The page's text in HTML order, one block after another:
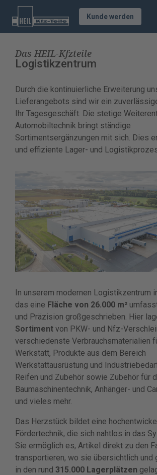
Kunde werden
Das HEIL-Kfzteile
Logistikzentrum
Durch die kontinuierliche Erweiterung
Lieferangebots sind wir ein
Ihr Tagesgeschäft. Die stetige
Automobiltechnik bringt ständige
Sortimentsergänzungen mit sich. Dies
und effiziente Lager- und
In unserem modernen Logistikzentrum
das eine Fläche von 26.000 m²
und Präzision großgeschrieben. Hier
Sortiment von PKW- und Nfz-
verschiedenste Verbrauchsmaterialien
Werkstatt, Produkte aus dem Bereich
Werkstattausrüstung und
Reifen und Zubehör sowie Zubehör für
Baumaschinentechnik, Anhänger- und
und vieles mehr.
Das Herzstück bildet eine
Fördertechnik, die sich nahtlos in das
Sie ermöglich es, Artikel direkt zu den
transportieren, wo sie übersichtlich und
in den rund 315.000 Lagerplätzen